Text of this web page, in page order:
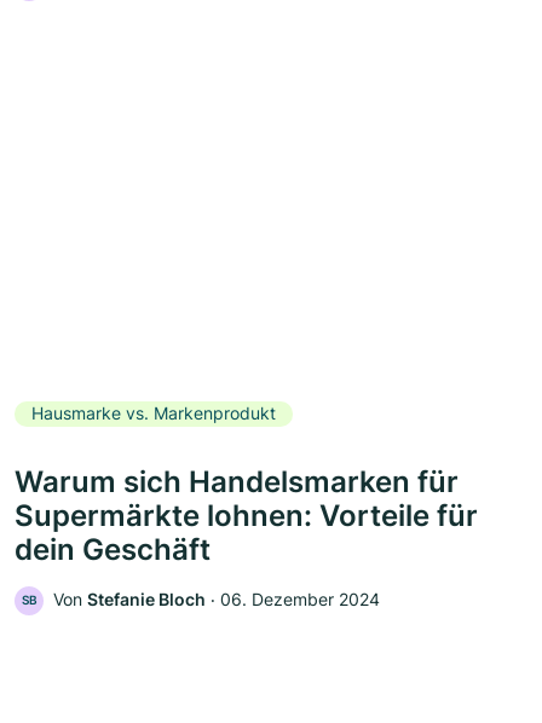
Hausmarke vs. Markenprodukt
Warum sich Handelsmarken für
Supermärkte lohnen: Vorteile für
dein Geschäft
SB Von Stefanie Bloch ‧ 06. Dezember 2024